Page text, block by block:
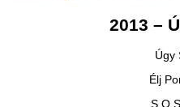
2013 –
Úgy
Élj